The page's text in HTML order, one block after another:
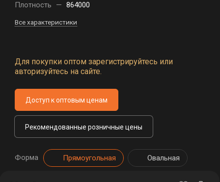
Плотность
— 864000
Все характеристики
Для покупки оптом зарегистрируйтесь или
авторизуйтесь на сайте.
Доступ к оптовым ценам
Рекомендованные розничные цены
Форма Прямоугольная Овальная